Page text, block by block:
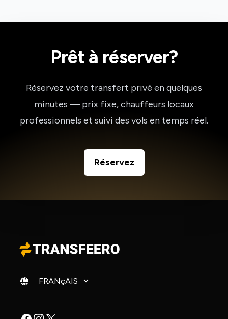
Prêt à réserver?
Réservez votre transfert privé en quelques
minutes — prix fixe, chauffeurs locaux
professionnels et suivi des vols en temps réel.
Réservez
Changer de langue